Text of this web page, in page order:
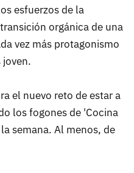
esfuerzos de la
orgánica de una
vez más protagonismo
el nuevo reto de estar a
los fogones de 'Cocina
semana. Al menos, de